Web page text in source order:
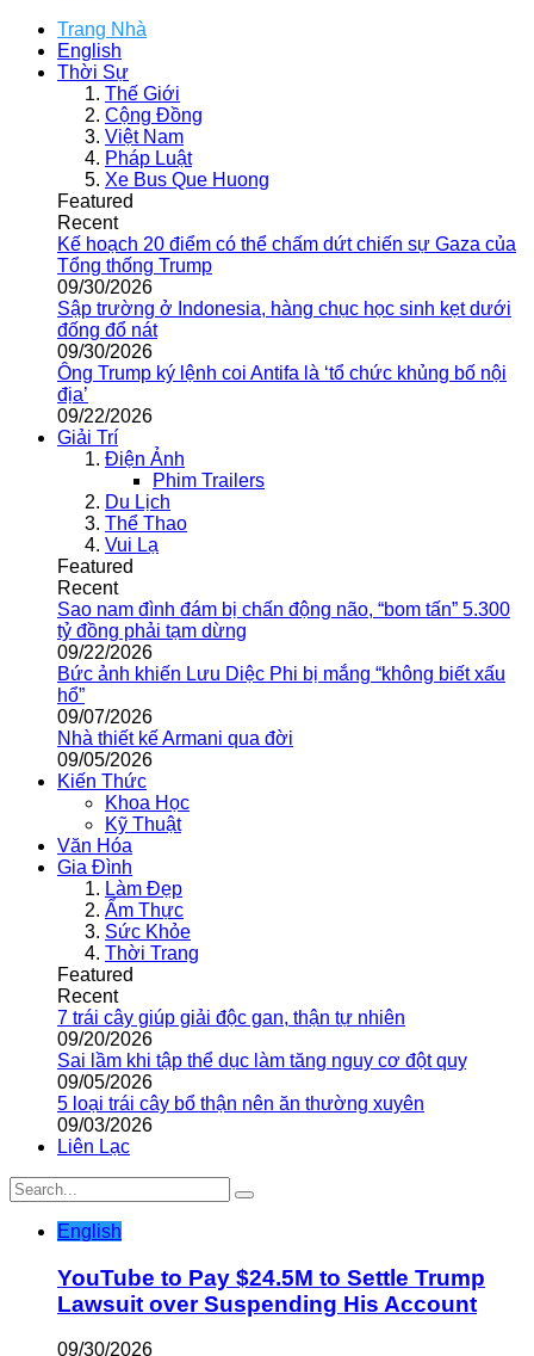
Trang Nhà
English
Thời Sự
Thế Giới
Cộng Đồng
Việt Nam
Pháp Luật
Xe Bus Que Huong
Featured
Recent
Kế hoạch 20 điểm có thể chấm dứt chiến sự Gaza của
Tổng thống Trump
09/30/2026
Sập trường ở Indonesia, hàng chục học sinh kẹt dưới
đống đổ nát
09/30/2026
Ông Trump ký lệnh coi Antifa là ‘tổ chức khủng bố nội
địa’
09/22/2026
Giải Trí
Điện Ảnh
Phim Trailers
Du Lịch
Thể Thao
Vui Lạ
Featured
Recent
Sao nam đình đám bị chấn động não, “bom tấn” 5.300
tỷ đồng phải tạm dừng
09/22/2026
Bức ảnh khiến Lưu Diệc Phi bị mắng “không biết xấu
hổ”
09/07/2026
Nhà thiết kế Armani qua đời
09/05/2026
Kiến Thức
Khoa Học
Kỹ Thuật
Văn Hóa
Gia Đình
Làm Đẹp
Ẩm Thực
Sức Khỏe
Thời Trang
Featured
Recent
7 trái cây giúp giải độc gan, thận tự nhiên
09/20/2026
Sai lầm khi tập thể dục làm tăng nguy cơ đột quỵ
09/05/2026
5 loại trái cây bổ thận nên ăn thường xuyên
09/03/2026
Liên Lạc
English
YouTube to Pay $24.5M to Settle Trump
Lawsuit over Suspending His Account
09/30/2026